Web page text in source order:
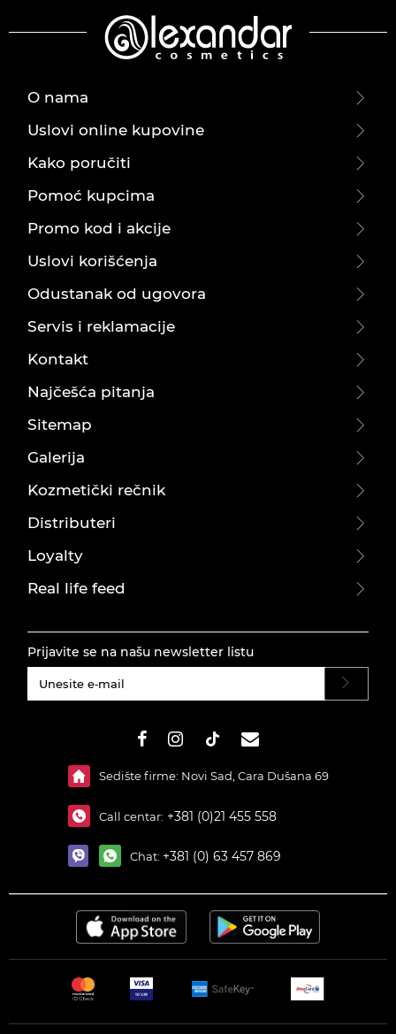
O nama
Uslovi online kupovine
Kako poručiti
Pomoć kupcima
Promo kod i akcije
Uslovi korišćenja
Odustanak od ugovora
Servis i reklamacije
Kontakt
Najčešća pitanja
Sitemap
Galerija
Kozmetički rečnik
Distributeri
Loyalty
Real life feed
Prijavite se na našu newsletter listu
Sedište firme: Novi Sad, Cara Dušana 69
Call centar: +381 (0)21 455 558
Chat: +381 (0) 63 457 869